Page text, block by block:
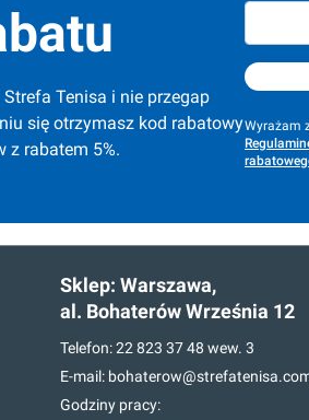
Tenisa i nie przegap
się otrzymasz kod rabatowy
z rabatem 5%.
Wyrażam
Sklep: Warszawa,
al. Bohaterów Września 12
Telefon:22 823 37 48 wew. 3
E-mail:
Godziny pracy: